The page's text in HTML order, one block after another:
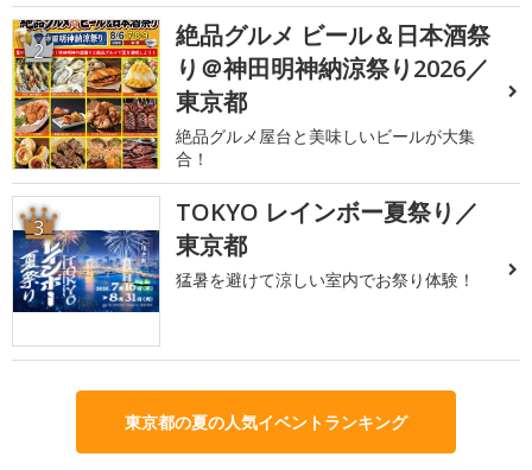
2
絶品グルメ ビール＆日本酒祭
り＠神田明神納涼祭り2026／
東京都
絶品グルメ屋台と美味しいビールが大集
合！
3
TOKYO レインボー夏祭り／
東京都
猛暑を避けて涼しい室内でお祭り体験！
東京都の夏の人気イベントランキング